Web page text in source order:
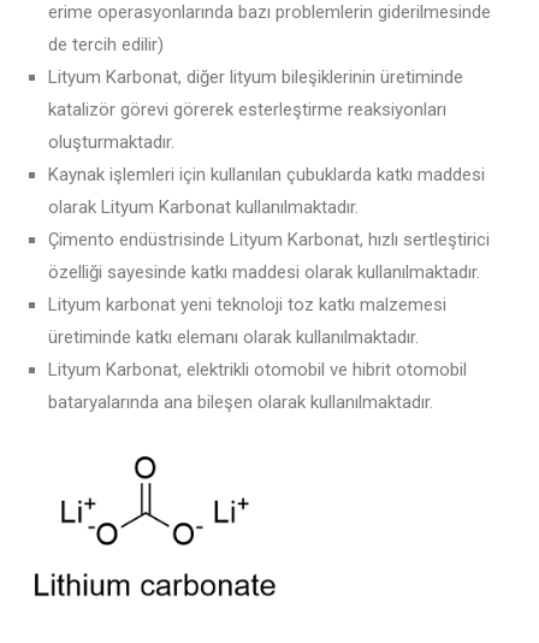
erime operasyonlarında bazı problemlerin giderilmesinde
de tercih edilir)
Lityum Karbonat, diğer lityum bileşiklerinin üretiminde
katalizör görevi görerek esterleştirme reaksiyonları
oluşturmaktadır.
Kaynak işlemleri için kullanılan çubuklarda katkı maddesi
olarak Lityum Karbonat kullanılmaktadır.
Çimento endüstrisinde Lityum Karbonat, hızlı sertleştirici
özelliği sayesinde katkı maddesi olarak kullanılmaktadır.
Lityum karbonat yeni teknoloji toz katkı malzemesi
üretiminde katkı elemanı olarak kullanılmaktadır.
Lityum Karbonat, elektrikli otomobil ve hibrit otomobil
bataryalarında ana bileşen olarak kullanılmaktadır.